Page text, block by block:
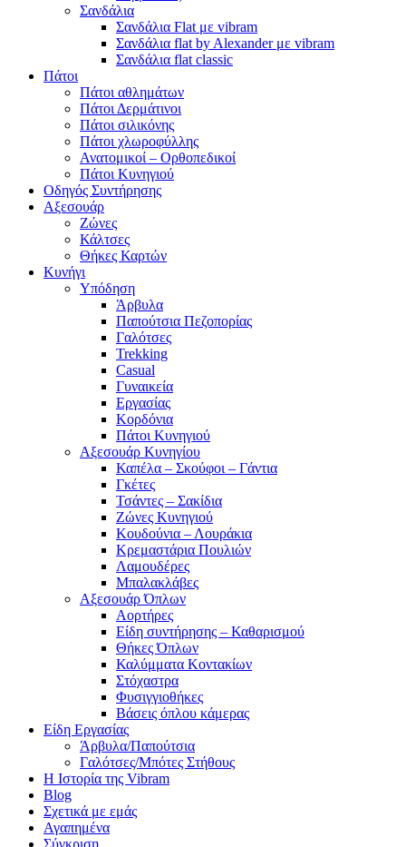
Σανδάλια
Σανδάλια Flat με vibram
Σανδάλια flat by Alexander με vibram
Σανδάλια flat classic
Πάτοι
Πάτοι αθλημάτων
Πάτοι Δερμάτινοι
Πάτοι σιλικόνης
Πάτοι χλωροφύλλης
Ανατομικοί – Ορθοπεδικοί
Πάτοι Κυνηγιού
Οδηγός Συντήρησης
Αξεσουάρ
Ζώνες
Κάλτσες
Θήκες Καρτών
Κυνήγι
Υπόδηση
Άρβυλα
Παπούτσια Πεζοπορίας
Γαλότσες
Trekking
Casual
Γυναικεία
Εργασίας
Κορδόνια
Πάτοι Κυνηγιού
Αξεσουάρ Κυνηγίου
Καπέλα – Σκούφοι – Γάντια
Γκέτες
Τσάντες – Σακίδια
Ζώνες Κυνηγιού
Κουδούνια – Λουράκια
Κρεμαστάρια Πουλιών
Λαμουδέρες
Μπαλακλάβες
Αξεσουάρ Όπλων
Αορτήρες
Είδη συντήρησης – Καθαρισμού
Θήκες Όπλων
Καλύμματα Κοντακίων
Στόχαστρα
Φυσιγγιοθήκες
Βάσεις όπλου κάμερας
Είδη Εργασίας
Άρβυλα/Παπούτσια
Γαλότσες/Μπότες Στήθους
Η Ιστορία της Vibram
Blog
Σχετικά με εμάς
Αγαπημένα
Σύγκριση